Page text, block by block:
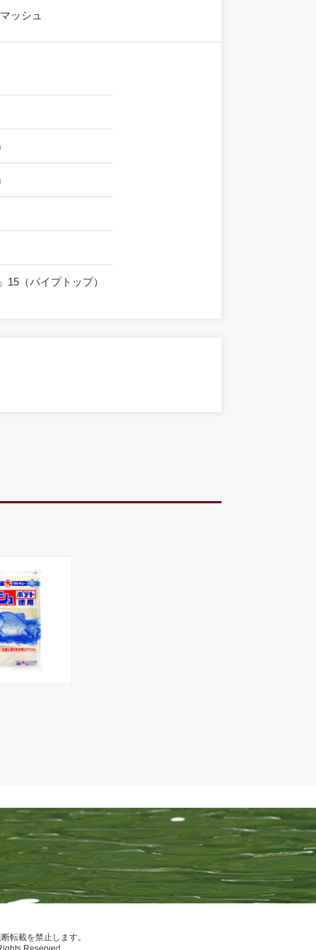
ッシュ
15（パイプトップ）
転載を禁止します。